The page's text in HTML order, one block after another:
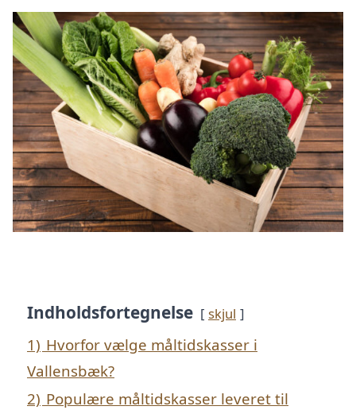
Indholdsfortegnelse skjul
1) Hvorfor vælge måltidskasser i
Vallensbæk?
2) Populære måltidskasser leveret til